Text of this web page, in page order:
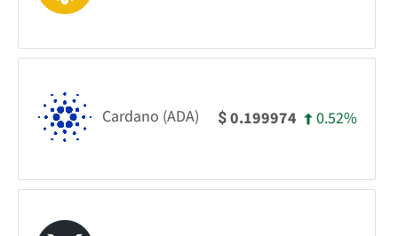
Cardano (ADA) $0.199974 0.52%